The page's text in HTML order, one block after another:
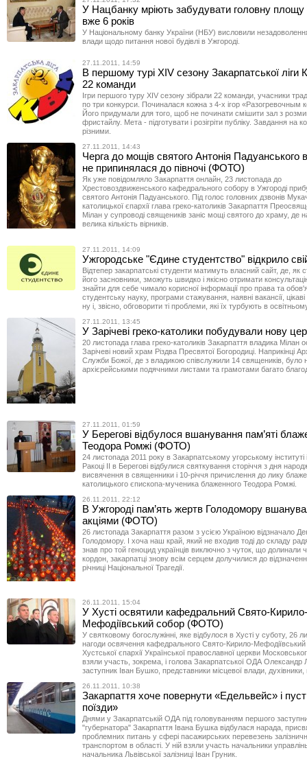
У Нацбанку мріють забудувати головну
вже 6 років
У Національному банку України (НБУ) висловили
влади щодо питання нової будівлі в Ужгороді.
27.11.2011, 14:59
В першому турі XIV сезону Закарпатської ліги
22 команди
Ігри першого туру XIV сезону зібрали 22 команди, учасники
по три конкурси. Починалася кожна з 4-х ігор «Разогревочным
Його придумали для того, щоб не починати смішити зал з
фристайлу. Мета - підготувати і розігріти публіку. Завдання на
різними.
27.11.2011, 14:43
Черга до мощів святого Антонія Падуанського
не припинялася до півночі (ФОТО)
Як уже повідомляло Закарпаття онлайн, 23 листопада до
Хрестовоздвиженського кафедрального собору в Ужгороді
святого Антонія Падуанського. Під голос головних дзвонів
католицької єпархії глава греко-католиків Закарпаття
Мілан у супроводі священиків заніс мощі святого до храму, де
велика кількість вірників.
27.11.2011, 14:09
Ужгородське "Єдине студентство" відкрило
Відтепер закарпатські студенти матимуть власний сайт, де, як
його засновники, зможуть швидко і якісно отримати
знайти для себе чимало корисної інформації про права та
студентську науку, програми стажування, наявні вакансії, цікаві
ну і, звісно, обговорити ті проблеми, які їх турбують в
27.11.2011, 13:45
У Зарічеві греко-католики побудували нову
20 листопада глава греко-католиків Закарпаття владика Мілан
Зарічеві новий храм Різдва Пресвятої Богородиці. Наприкінці
Служби Божої, де з владикою співслужили 14 священиків, було
архієрейськими подячними листами та грамотами багато
27.11.2011, 01:59
У Берегові відбулося вшанування пам’яті
Теодора Ромжі (ФОТО)
24 листопада 2011 року в Закарпатському угорському інституті
Ракоці ІІ в Берегові відбулися святкування сторіччя з дня
висвячення в священники і 10-річчя причислення до лику
католицького єпископа-мученика блаженного Теодора Ромжі.
26.11.2011, 22:12
В Ужгороді пам’ять жертв Голодомору
акціями (ФОТО)
26 листопада Закарпаття разом з усією Україною відзначало
Голодомору. І хоча наш край, який не входив тоді до складу
знав про той геноцид українців виключно з чуток, що долинали
кордон, закарпатці знову всім серцем долучилися до
річниці Національної Трагедії.
26.11.2011, 15:04
У Хусті освятили кафедральний Свято-Кирило-
Мефодіївський собор (ФОТО)
У святковому богослужінні, яке відбулося в Хусті у суботу, 26
нагоди освячення кафедрального Свято-Кирило-
Хустської єпархії Української православної церкви
взяли участь, зокрема, і голова Закарпатської ОДА Олександр
заступник Іван Бушко, представники місцевої влади, духівники,
26.11.2011, 10:38
Закарпаття хоче повернути «Едельвейс» і
поїзди»
Днями у Закарпатській ОДА під головуванням першого
"губернатора" Закарпаття Івана Бушка відбулася нарада,
проблемних питань у сфері пасажирських перевезень
транспортом в області. У ній взяли участь начальники
начальника Львівської залізниці Іван Груник.